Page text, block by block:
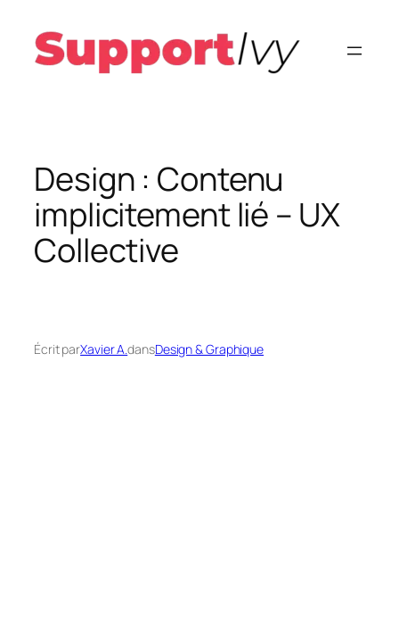
contenu
Design : Contenu
implicitement lié – UX
Collective
Écrit parXavier A.dansDesign & Graphique